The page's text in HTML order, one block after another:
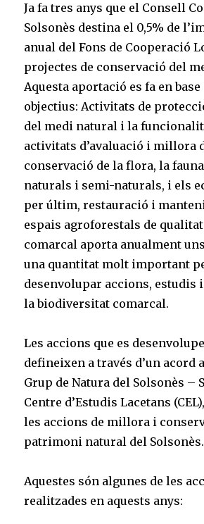
Ja fa tres anys que el Consell
Solsonès destina el 0,5% de
anual del Fons de Cooperació
projectes de conservació del
Aquesta aportació es fa en base
objectius: Activitats de
del medi natural i la
activitats d’avaluació i millora
conservació de la flora, la
naturals i semi-naturals, i els
per últim, restauració i
espais agroforestals de qualitat.
comarcal aporta anualment
una quantitat molt important
desenvolupar accions, estudis
la biodiversitat comarcal.
Les accions que es
defineixen a través d’un acord
Grup de Natura del Solsonès –
Centre d’Estudis Lacetans
les accions de millora i
patrimoni natural del Solsonès.
Aquestes són algunes de les
realitzades en aquests anys: